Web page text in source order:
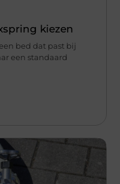
kiezen
bed dat past bij
een standaard